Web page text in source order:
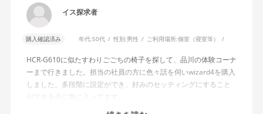
角度でもバランスをとりやすい反力特性に自動調整する機能」と
説明されています。しかし、この機能と、最弱設定でも背もたれ
説明を読んでも理解できませんでした。
問い合わせに対しては、「オートフィットシンクロロッキングの
反力特性を自動調整する機能が働いているため」「Wizard2とは機
構が異なるため、同じ挙動にはならない」との回答をいただきま
イス探求者
購入確認済み 年代:50代 性別:男性 ご利用場所:個室（寝室等）
HCR-G610に似たすわりごごちの椅子を探して、品川の体験コーナ
ーまで行きました。担当の社員の方に色々話を伺いwizard4を購入
しました。多段階に設定ができ、好みのセッティングにすること
ができる点に気に入ってます。
しいて言えば、座面がもう少し硬めが好みに近かったなと思いま